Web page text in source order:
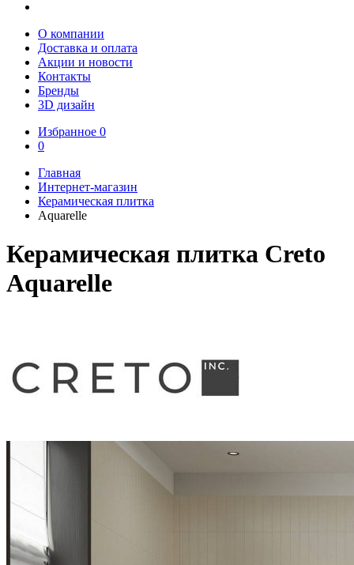
О компании
Доставка и оплата
Акции и новости
Контакты
Бренды
3D дизайн
Избранное 0
0
Главная
Интернет-магазин
Керамическая плитка
Aquarelle
Керамическая плитка Creto
Aquarelle